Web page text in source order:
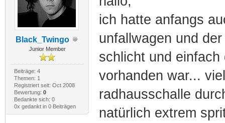
Black_Twingo
Junior Member
Beiträge: 4
Themen: 1
Registriert seit: Oct 2008
Bewertung: 0
Bedankte sich: 0
0x gedankt in 0 Beiträgen
ich hatte anfangs
unfallwagen und
schlicht und
vorhanden war...
radhausschalle
natürlich extrem